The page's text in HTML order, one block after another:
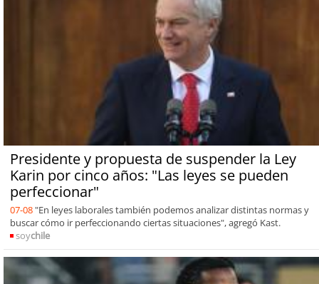
Presidente y propuesta de suspender la Ley
Karin por cinco años: "Las leyes se pueden
perfeccionar"
07-08 "En leyes laborales también podemos analizar distintas normas y
buscar cómo ir perfeccionando ciertas situaciones", agregó Kast.
soychile